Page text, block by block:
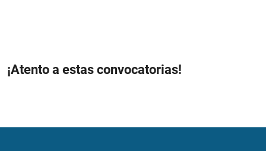
¡Atento a estas convocatorias!